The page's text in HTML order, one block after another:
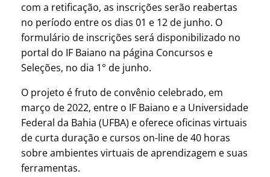
com a retificação, as inscrições serão reabertas
no período entre os dias 01 e 12 de junho. O
formulário de inscrições será disponibilizado no
portal do IF Baiano na página Concursos e
Seleções, no dia 1° de junho.
O projeto é fruto de convênio celebrado, em
março de 2022, entre o IF Baiano e a Universidade
Federal da Bahia (UFBA) e oferece oficinas virtuais
de curta duração e cursos on-line de 40 horas
sobre ambientes virtuais de aprendizagem e suas
ferramentas.